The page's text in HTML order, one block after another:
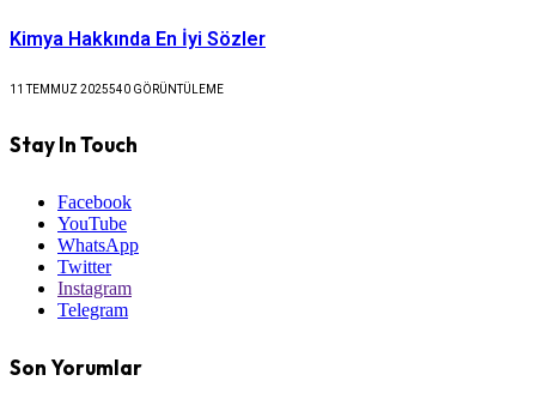
Kimya Hakkında En İyi Sözler
11 TEMMUZ 2025540 GÖRÜNTÜLEME
Stay In Touch
Facebook
YouTube
WhatsApp
Twitter
Instagram
Telegram
Son Yorumlar